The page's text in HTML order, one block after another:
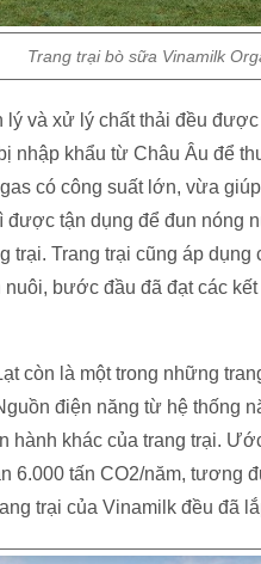
Trang trại bò sữa Vinamilk
và xử lý chất thải đều
nhập khẩu từ Châu Âu để
có công suất lớn, vừa
được tận dụng để đun nóng
trại. Trang trại cũng áp
nuôi, bước đầu đã đạt các
còn là một trong những
điện năng từ hệ thống
hành khác của trang trại.
6.000 tấn CO2/năm,
trại của Vinamilk đều đã